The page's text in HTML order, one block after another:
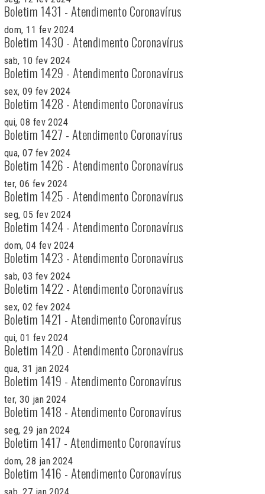
Boletim 1431 - Atendimento Coronavírus
dom, 11 fev 2024
Boletim 1430 - Atendimento Coronavírus
sab, 10 fev 2024
Boletim 1429 - Atendimento Coronavírus
sex, 09 fev 2024
Boletim 1428 - Atendimento Coronavírus
qui, 08 fev 2024
Boletim 1427 - Atendimento Coronavírus
qua, 07 fev 2024
Boletim 1426 - Atendimento Coronavírus
ter, 06 fev 2024
Boletim 1425 - Atendimento Coronavírus
seg, 05 fev 2024
Boletim 1424 - Atendimento Coronavírus
dom, 04 fev 2024
Boletim 1423 - Atendimento Coronavírus
sab, 03 fev 2024
Boletim 1422 - Atendimento Coronavírus
sex, 02 fev 2024
Boletim 1421 - Atendimento Coronavírus
qui, 01 fev 2024
Boletim 1420 - Atendimento Coronavírus
qua, 31 jan 2024
Boletim 1419 - Atendimento Coronavírus
ter, 30 jan 2024
Boletim 1418 - Atendimento Coronavírus
seg, 29 jan 2024
Boletim 1417 - Atendimento Coronavírus
dom, 28 jan 2024
Boletim 1416 - Atendimento Coronavírus